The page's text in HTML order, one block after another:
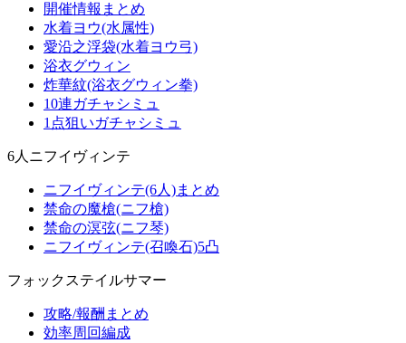
開催情報まとめ
水着ヨウ(水属性)
愛沿之浮袋(水着ヨウ弓)
浴衣グウィン
炸華紋(浴衣グウィン拳)
10連ガチャシミュ
1点狙いガチャシミュ
6人ニフイヴィンテ
ニフイヴィンテ(6人)まとめ
禁命の魔槍(ニフ槍)
禁命の溟弦(ニフ琴)
ニフイヴィンテ(召喚石)5凸
フォックステイルサマー
攻略/報酬まとめ
効率周回編成